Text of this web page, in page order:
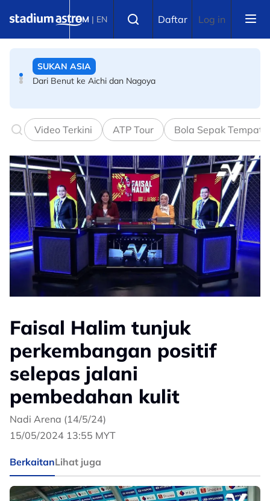
BM | EN Daftar Log in
Dari Benut ke Aichi dan Nagoya
BOLA SEPAK
Bola sepak Korea Selatan goncang lagi, hiburan seks
Video Terkini ATP Tour Bola Sepak
Faisal Halim tunjuk
perkembangan positif
selepas jalani
pembedahan kulit
Nadi Arena (14/5/24)
15/05/2024 13:55 MYT
BerkaitanLihat juga